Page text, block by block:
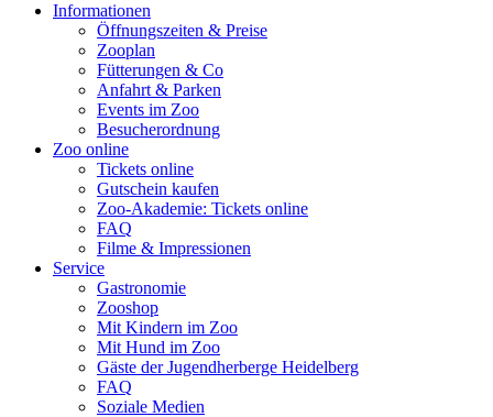
Informationen
Öffnungszeiten & Preise
Zooplan
Fütterungen & Co
Anfahrt & Parken
Events im Zoo
Besucherordnung
Zoo online
Tickets online
Gutschein kaufen
Zoo-Akademie: Tickets online
FAQ
Filme & Impressionen
Service
Gastronomie
Zooshop
Mit Kindern im Zoo
Mit Hund im Zoo
Gäste der Jugendherberge Heidelberg
FAQ
Soziale Medien